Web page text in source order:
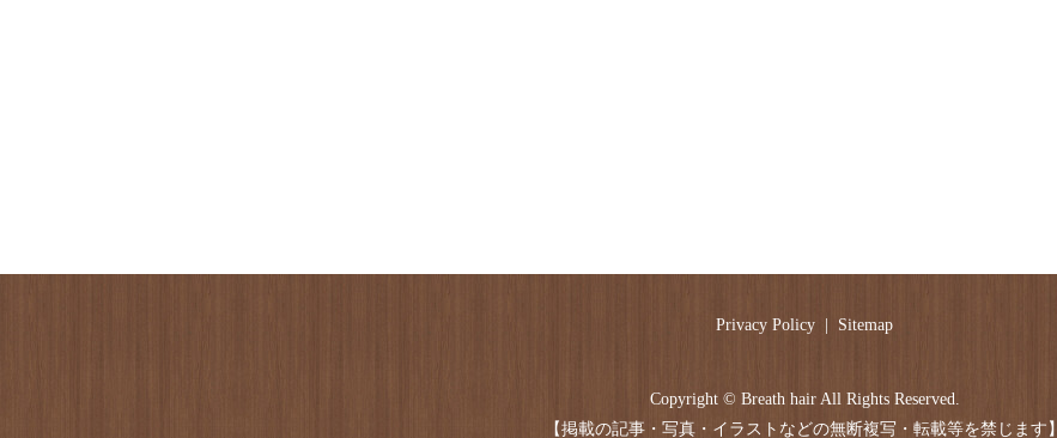
Privacy Policy Sitemap
Copyright © Breath hair All Rights Reserved.
【掲載の記事・写真・イラストなどの無断複写・転載等を禁じます】